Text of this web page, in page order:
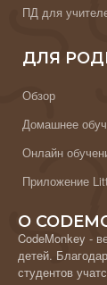
ПД для
ДЛЯ
Обзор
Домашнее
Онлайн
Приложение
О
CodeMonkey -
детей.
студентов